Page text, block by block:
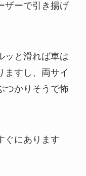
ザーで引き揚げ
ッと滑れば車は
ますし、両サイ
つかりそうで怖
ぐにあります